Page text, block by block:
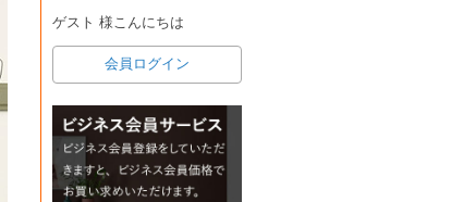
ゲスト 様こんにちは
会員ログイン